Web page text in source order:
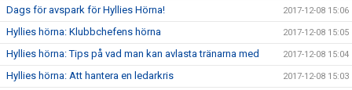
Dags för avspark för Hyllies Hörna! 2017-12-08 15:06
Hyllies hörna: Klubbchefens hörna 2017-12-08 15:05
Hyllies hörna: Tips på vad man kan avlasta tränarna med 2017-12-08 15:04
Hyllies hörna: Att hantera en ledarkris 2017-12-08 15:03